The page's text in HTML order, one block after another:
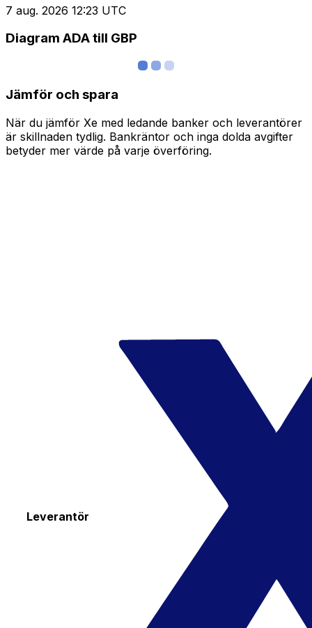
7 aug. 2026 12:23 UTC
Diagram ADA till GBP
Jämför och spara
När du jämför Xe med ledande banker och leverantörer
är skillnaden tydlig. Bankräntor och inga dolda avgifter
betyder mer värde på varje överföring.
Leverantör